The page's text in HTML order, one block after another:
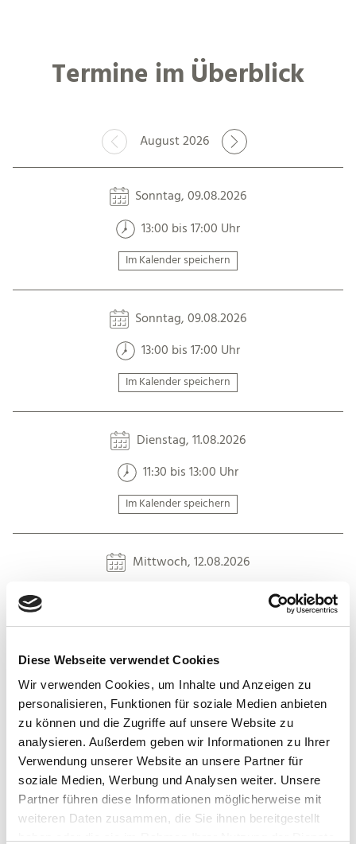
Diese Webseite verwendet Cookies
Wir verwenden Cookies, um Inhalte und Anzeigen zu
personalisieren, Funktionen für soziale Medien anbieten
zu können und die Zugriffe auf unsere Website zu
analysieren. Außerdem geben wir Informationen zu Ihrer
Verwendung unserer Website an unsere Partner für
soziale Medien, Werbung und Analysen weiter. Unsere
Partner führen diese Informationen möglicherweise mit
weiteren Daten zusammen, die Sie ihnen bereitgestellt
Termine im Überblick
August 2026
Sonntag, 09.08.2026
13:00 bis 17:00 Uhr
Im Kalender speichern
Sonntag, 09.08.2026
13:00 bis 17:00 Uhr
Im Kalender speichern
Dienstag, 11.08.2026
11:30 bis 13:00 Uhr
Im Kalender speichern
Mittwoch, 12.08.2026
Im Kalender speichern
Weitere Termine laden
Auf der Karte
Besucherbergwerk Grube Silberhardt